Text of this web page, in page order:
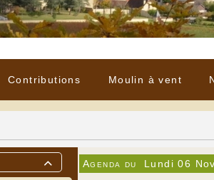
Contributions Moulin à vent
 Agenda du Lundi 06